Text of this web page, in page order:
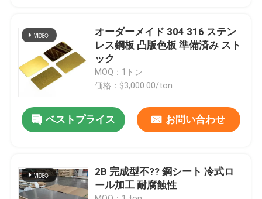
品質管理
お問い合わせ
ニュース
見積依頼
オーダーメイド 304 316 ステン
レス鋼板 凸版色板 準備済み スト
ック
MOQ：1トン
価格：$3,000.00/ton
ベストプライス お問い合わせ
2B 完成型不?? 鋼シート 冷式ロ
ール加工 耐腐蝕性